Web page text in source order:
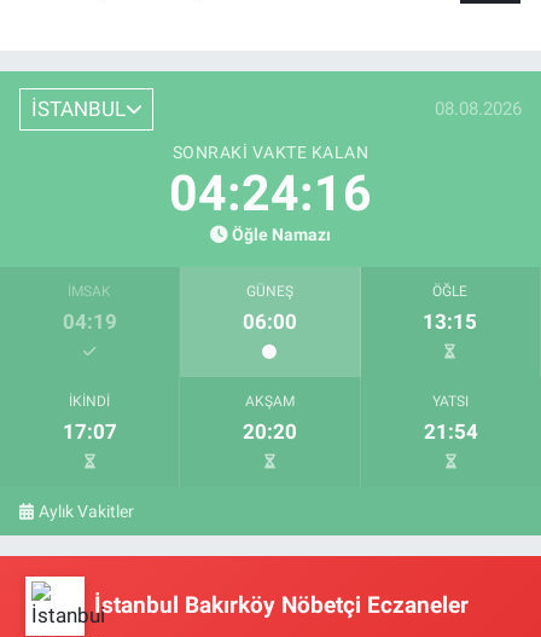
İSTANBUL 08.08.2026
SONRAKI VAKTE KALAN
04:24:15
Öğle Namazı
İMSAK
04:19
GÜNEŞ
06:00
ÖĞLE
13:15
İKINDI
17:07
AKŞAM
20:20
YATSI
21:54
Aylık Vakitler
İstanbul Bakırköy Nöbetçi Eczaneler